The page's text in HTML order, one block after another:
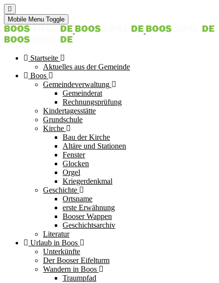
Mobile Menu Toggle
Startseite
Aktuelles aus der Gemeinde
Boos
Gemeindeverwaltung
Gemeinderat
Rechnungsprüfung
Kindertagesstätte
Grundschule
Kirche
Bau der Kirche
Altäre und Stationen
Fenster
Glocken
Orgel
Kriegerdenkmal
Geschichte
Ortsname
erste Erwähnung
Booser Wappen
Geschichtsarchiv
Literatur
Urlaub in Boos
Unterkünfte
Der Booser Eifelturm
Wandern in Boos
Traumpfad